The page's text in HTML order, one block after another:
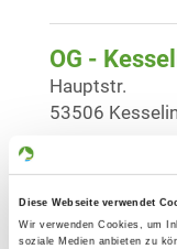
Diese Webseite verwendet
Wir verwenden Cookies, um
soziale Medien anbieten zu
OG -
Hauptstr.
53506
OG -
Auf dem
56826